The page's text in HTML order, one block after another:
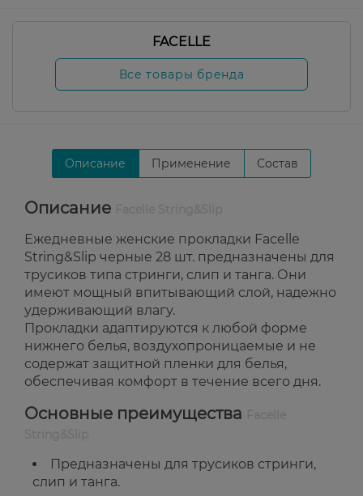
FACELLE
Все товары бренда
Описание Применение Состав
Описание
Ежедневные женские прокладки Facelle
String&Slip черные 28 шт. предназначены для
трусиков типа стринги, слип и танга. Они
имеют мощный впитывающий слой, надежно
удерживающий влагу.
Прокладки адаптируются к любой форме
нижнего белья, воздухопроницаемые и не
содержат защитной пленки для белья,
обеспечивая комфорт в течение всего дня.
Основные преимущества
Предназначены для трусиков стринги,
слип и танга.